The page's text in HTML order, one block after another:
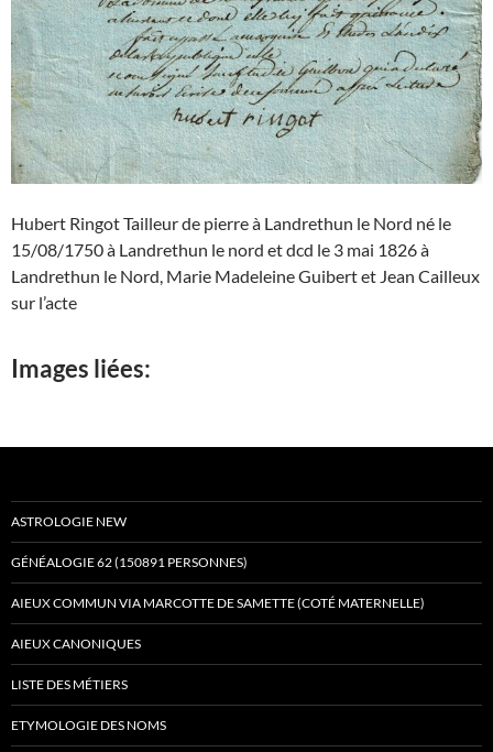
Hubert Ringot Tailleur de pierre à Landrethun le Nord né le
15/08/1750 à Landrethun le nord et dcd le 3 mai 1826 à
Landrethun le Nord, Marie Madeleine Guibert et Jean Cailleux
sur l’acte
Images liées:
ASTROLOGIE NEW
GÉNÉALOGIE 62 (150891 PERSONNES)
AIEUX COMMUN VIA MARCOTTE DE SAMETTE (COTÉ MATERNELLE)
AIEUX CANONIQUES
LISTE DES MÉTIERS
ETYMOLOGIE DES NOMS